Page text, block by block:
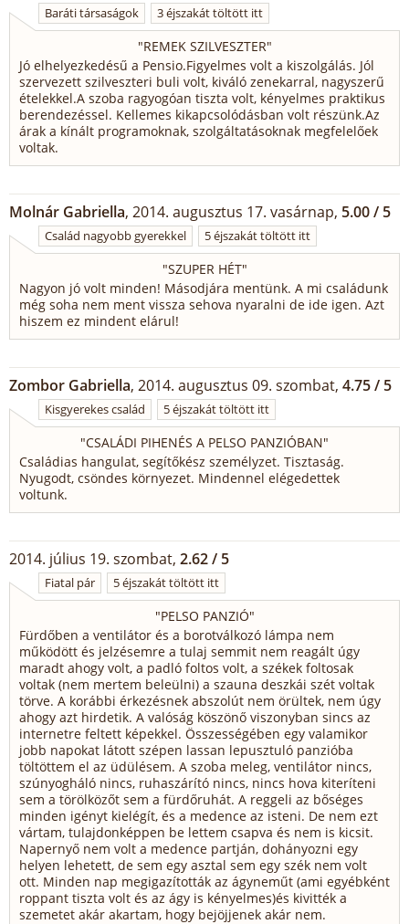
Baráti társaságok 3 éjszakát töltött itt
"REMEK SZILVESZTER"
Jó elhelyezkedésű a Pensio.Figyelmes volt a kiszolgálás. Jól
szervezett szilveszteri buli volt, kiváló zenekarral, nagyszerű
ételekkel.A szoba ragyogóan tiszta volt, kényelmes praktikus
berendezéssel. Kellemes kikapcsolódásban volt részünk.Az
árak a kínált programoknak, szolgáltatásoknak megfelelőek
voltak.
Molnár Gabriella, 2014. augusztus 17. vasárnap, 5.00 / 5
Család nagyobb gyerekkel 5 éjszakát töltött itt
"SZUPER HÉT"
Nagyon jó volt minden! Másodjára mentünk. A mi családunk
még soha nem ment vissza sehova nyaralni de ide igen. Azt
hiszem ez mindent elárul!
Zombor Gabriella, 2014. augusztus 09. szombat, 4.75 / 5
Kisgyerekes család 5 éjszakát töltött itt
"CSALÁDI PIHENÉS A PELSO PANZIÓBAN"
Családias hangulat, segítőkész személyzet. Tisztaság.
Nyugodt, csöndes környezet. Mindennel elégedettek
voltunk.
2014. július 19. szombat, 2.62 / 5
Fiatal pár 5 éjszakát töltött itt
"PELSO PANZIÓ"
Fürdőben a ventilátor és a borotválkozó lámpa nem
működött és jelzésemre a tulaj semmit nem reagált úgy
maradt ahogy volt, a padló foltos volt, a székek foltosak
voltak (nem mertem beleülni) a szauna deszkái szét voltak
törve. A korábbi érkezésnek abszolút nem örültek, nem úgy
ahogy azt hirdetik. A valóság köszönő viszonyban sincs az
internetre feltett képekkel. Összességében egy valamikor
jobb napokat látott szépen lassan lepusztuló panzióba
töltöttem el az üdülésem. A szoba meleg, ventilátor nincs,
szúnyogháló nincs, ruhaszárító nincs, nincs hova kiteríteni
sem a törölközőt sem a fürdőruhát. A reggeli az bőséges
minden igényt kielégít, és a medence az isteni. De nem ezt
vártam, tulajdonképpen be lettem csapva és nem is kicsit.
Napernyő nem volt a medence partján, dohányozni egy
helyen lehetett, de sem egy asztal sem egy szék nem volt
ott. Minden nap megigazították az ágyneműt (ami egyébként
roppant tiszta volt és az ágy is kényelmes)és kivitték a
szemetet akár akartam, hogy bejöjjenek akár nem.